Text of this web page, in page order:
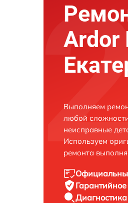
Ardor
Выполняем
любой
неисправные
Используем
ремонта